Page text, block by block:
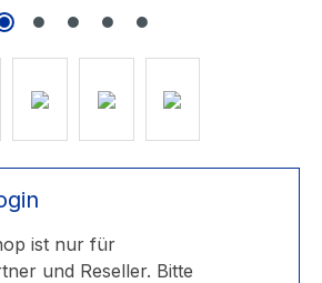
ist nur für
und Reseller. Bitte